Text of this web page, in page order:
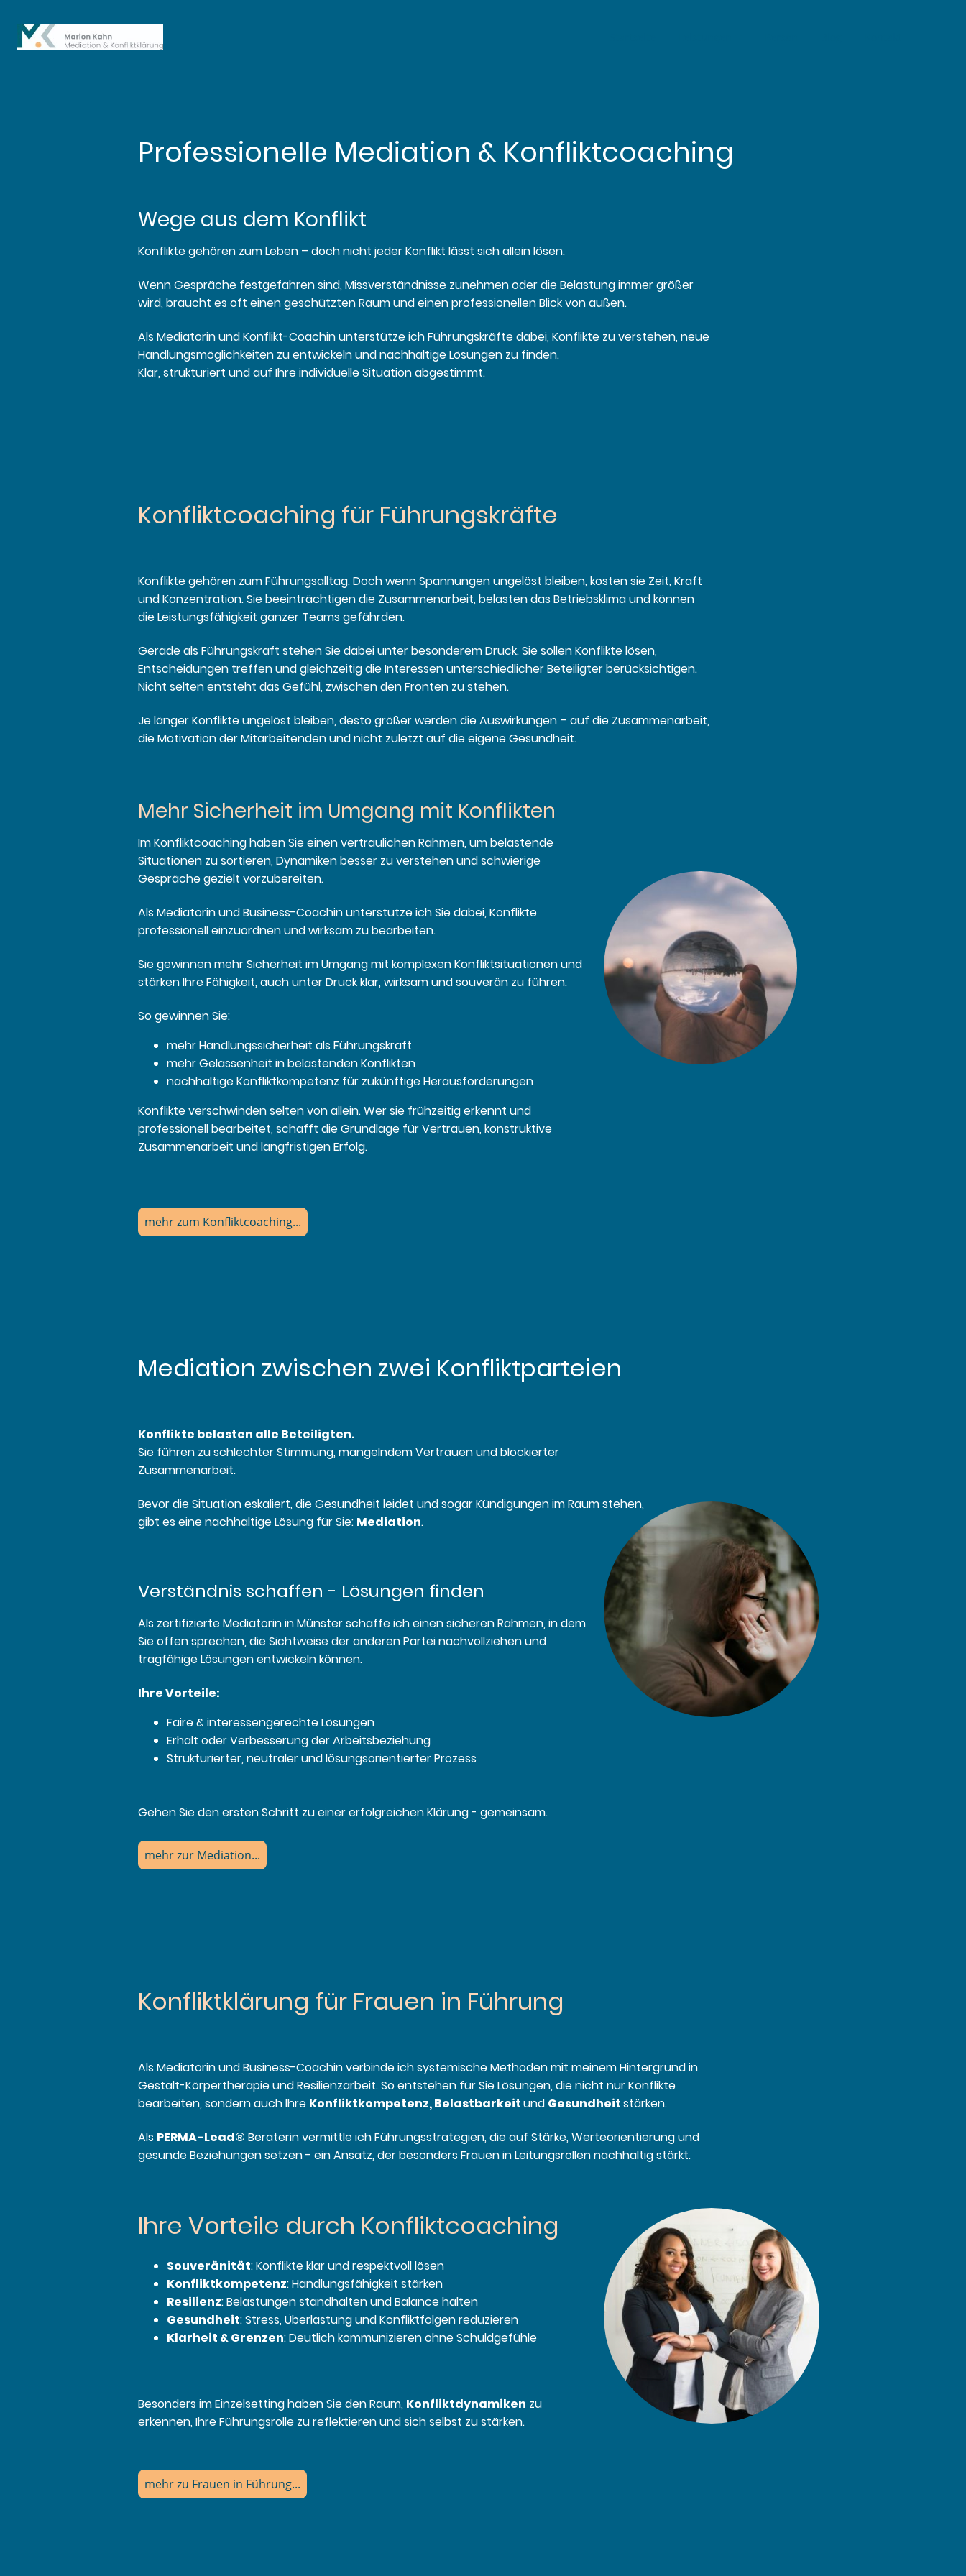
Wege aus dem Konflikt
Professionelle Mediation & Konfliktcoaching
Konflikte gehören zum Leben – doch nicht jeder Konflikt lässt sich allein lösen.
Wenn Gespräche festgefahren sind, Missverständnisse zunehmen oder die Belastung immer größer
wird, braucht es oft einen geschützten Raum und einen professionellen Blick von außen.
Als Mediatorin und Konflikt-Coachin unterstütze ich Führungskräfte dabei, Konflikte zu verstehen, neue
Handlungsmöglichkeiten zu entwickeln und nachhaltige Lösungen zu finden.
Klar, strukturiert und auf Ihre individuelle Situation abgestimmt.
Konfliktcoaching für Führungskräfte
Konflikte gehören zum Führungsalltag. Doch wenn Spannungen ungelöst bleiben, kosten sie Zeit, Kraft
und Konzentration. Sie beeinträchtigen die Zusammenarbeit, belasten das Betriebsklima und können
die Leistungsfähigkeit ganzer Teams gefährden.
Gerade als Führungskraft stehen Sie dabei unter besonderem Druck. Sie sollen Konflikte lösen,
Entscheidungen treffen und gleichzeitig die Interessen unterschiedlicher Beteiligter berücksichtigen.
Nicht selten entsteht das Gefühl, zwischen den Fronten zu stehen.
Je länger Konflikte ungelöst bleiben, desto größer werden die Auswirkungen – auf die Zusammenarbeit,
die Motivation der Mitarbeitenden und nicht zuletzt auf die eigene Gesundheit.
Mehr Sicherheit im Umgang mit Konflikten
Im Konfliktcoaching haben Sie einen vertraulichen Rahmen, um belastende
Situationen zu sortieren, Dynamiken besser zu verstehen und schwierige
Gespräche gezielt vorzubereiten.
Als Mediatorin und Business-Coachin unterstütze ich Sie dabei, Konflikte
professionell einzuordnen und wirksam zu bearbeiten.
Sie gewinnen mehr Sicherheit im Umgang mit komplexen Konfliktsituationen und
stärken Ihre Fähigkeit, auch unter Druck klar, wirksam und souverän zu führen.
So gewinnen Sie:
mehr Handlungssicherheit als Führungskraft
mehr Gelassenheit in belastenden Konflikten
nachhaltige Konfliktkompetenz für zukünftige Herausforderungen
Konflikte verschwinden selten von allein. Wer sie frühzeitig erkennt und
professionell bearbeitet, schafft die Grundlage für Vertrauen, konstruktive
Zusammenarbeit und langfristigen Erfolg.
mehr zum Konfliktcoaching...
Mediation zwischen zwei Konfliktparteien
Konflikte belasten alle Beteiligten.
Sie führen zu schlechter Stimmung, mangelndem Vertrauen und blockierter
Zusammenarbeit.
Bevor die Situation eskaliert, die Gesundheit leidet und sogar Kündigungen im Raum stehen,
gibt es eine nachhaltige Lösung für Sie: Mediation.
Verständnis schaffen - Lösungen finden
Als zertifizierte Mediatorin in Münster schaffe ich einen sicheren Rahmen, in dem
Sie offen sprechen, die Sichtweise der anderen Partei nachvollziehen und
tragfähige Lösungen entwickeln können.
Ihre Vorteile:
Faire & interessengerechte Lösungen
Erhalt oder Verbesserung der Arbeitsbeziehung
Strukturierter, neutraler und lösungsorientierter Prozess
Gehen Sie den ersten Schritt zu einer erfolgreichen Klärung- gemeinsam.
mehr zur Mediation...
Konfliktklärung für Frauen in Führung
Als Mediatorin und Business-Coachin verbinde ich systemische Methoden mit meinem Hintergrund in
Gestalt-Körpertherapie und Resilienzarbeit. So entstehen für Sie Lösungen, die nicht nur Konflikte
bearbeiten, sondern auch Ihre Konfliktkompetenz, Belastbarkeitund Gesundheitstärken.
Als PERMA-Lead® Beraterin vermittle ich Führungsstrategien, die auf Stärke, Werteorientierung und
gesunde Beziehungen setzen - ein Ansatz, der besonders Frauen in Leitungsrollen nachhaltig stärkt.
Ihre Vorteile durch Konfliktcoaching
Souveränität: Konflikte klar und respektvoll lösen
Konfliktkompetenz: Handlungsfähigkeit stärken
Resilienz: Belastungen standhalten und Balance halten
Gesundheit: Stress, Überlastung und Konfliktfolgen reduzieren
Klarheit & Grenzen: Deutlich kommunizieren ohne Schuldgefühle
Besonders im Einzelsetting haben Sie den Raum, Konfliktdynamiken zu
erkennen, Ihre Führungsrolle zu reflektieren und sich selbst zu stärken.
mehr zu Frauen in Führung...